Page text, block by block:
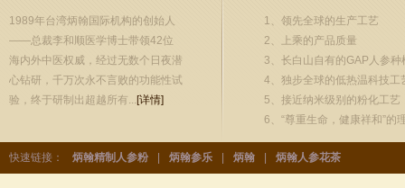
1989年台湾炳翰国际机构的创始人
——总裁李和顺医学博士带领42位
海内外中医权威，经过无数个日夜潜
心钻研，千万次永不言败的功能性试
验，终于研制出超越所有... [详情]
1、领先全球的生产工艺
2、上乘的产品质量
3、长白山自有的GAP人参种
4、独步全球的低热温科技工
5、接近纳米级别的粉化工艺
6、“尊重生命，健康祥和”的
快速链接： 炳翰精制人参粉 炳翰参乐 炳翰 炳翰人参花茶